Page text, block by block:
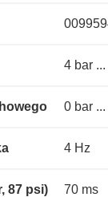
4 bar
0 bar
4 Hz
87 psi) 70 ms